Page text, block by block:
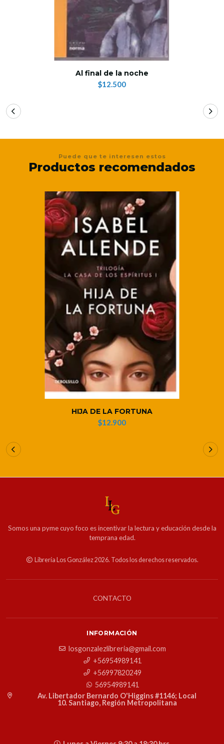
Al final de la noche
$12.500
Puede que te interesen estos
Productos recomendados
HIJA DE LA FORTUNA
$12.900
Somos una pyme cuyo foco es incentivar la lectura y educación desde la
temprana edad.
Librería Los González 2026. Todos los derechos reservados.
CONTACTO
INFORMACIÓN
losgonzalezlibreria@gmail.com
+56954989141
+56997820249
56954989141
Av. Libertador Bernardo O'Higgins #1146; Local
10. Santiago, Región Metropolitana